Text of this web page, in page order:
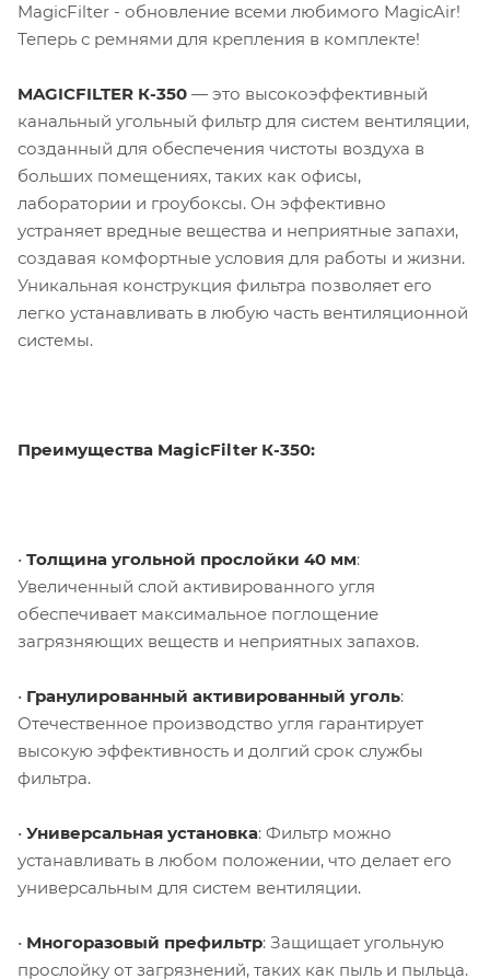
MagicFilter - обновление всеми любимого MagicAir!
Теперь с ремнями для крепления в комплекте!
MAGICFILTER К-350 — это высокоэффективный
канальный угольный фильтр для систем вентиляции,
созданный для обеспечения чистоты воздуха в
больших помещениях, таких как офисы,
лаборатории и гроубоксы. Он эффективно
устраняет вредные вещества и неприятные запахи,
создавая комфортные условия для работы и жизни.
Уникальная конструкция фильтра позволяет его
легко устанавливать в любую часть вентиляционной
системы.
Преимущества MagicFilter К-350:
• Толщина угольной прослойки 40 мм:
Увеличенный слой активированного угля
обеспечивает максимальное поглощение
загрязняющих веществ и неприятных запахов.
• Гранулированный активированный уголь:
Отечественное производство угля гарантирует
высокую эффективность и долгий срок службы
фильтра.
• Универсальная установка: Фильтр можно
устанавливать в любом положении, что делает его
универсальным для систем вентиляции.
• Многоразовый префильтр: Защищает угольную
прослойку от загрязнений, таких как пыль и пыльца.